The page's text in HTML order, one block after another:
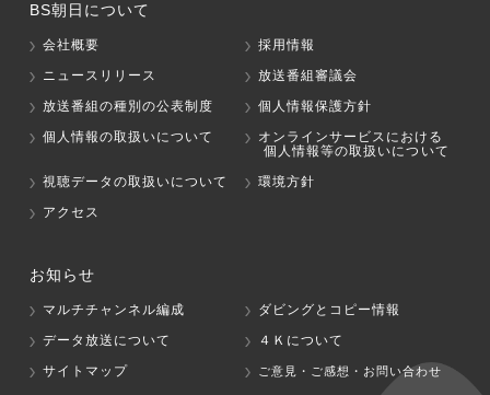
BS朝日について
会社概要
採用情報
ニュースリリース
放送番組審議会
放送番組の種別の公表制度
個人情報保護方針
個人情報の取扱いについて
オンラインサービスにおける
個人情報等の取扱いについて
視聴データの取扱いについて
環境方針
アクセス
お知らせ
マルチチャンネル編成
ダビングとコピー情報
データ放送について
４Ｋについて
サイトマップ
ご意見・ご感想・お問い合わせ